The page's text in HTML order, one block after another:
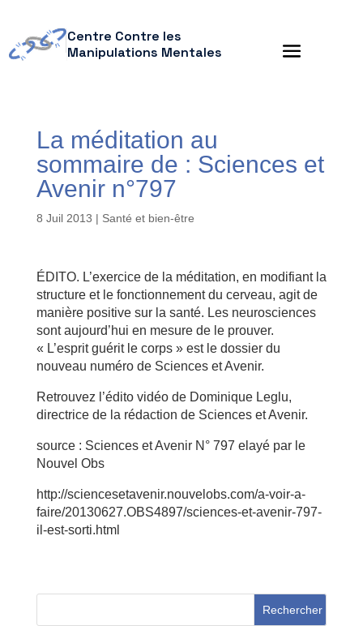
Centre Contre les
Manipulations Mentales
La méditation au
sommaire de : Sciences et
Avenir n°797
8 Juil 2013 | Santé et bien-être
ÉDITO. L’exercice de la méditation, en modifiant la
structure et le fonctionnement du cerveau, agit de
manière positive sur la santé. Les neurosciences
sont aujourd’hui en mesure de le prouver.
« L’esprit guérit le corps » est le dossier du
nouveau numéro de Sciences et Avenir.
Retrouvez l’édito vidéo de Dominique Leglu,
directrice de la rédaction de Sciences et Avenir.
source : Sciences et Avenir N° 797 elayé par le
Nouvel Obs
http://sciencesetavenir.nouvelobs.com/a-voir-a-
faire/20130627.OBS4897/sciences-et-avenir-797-
il-est-sorti.html